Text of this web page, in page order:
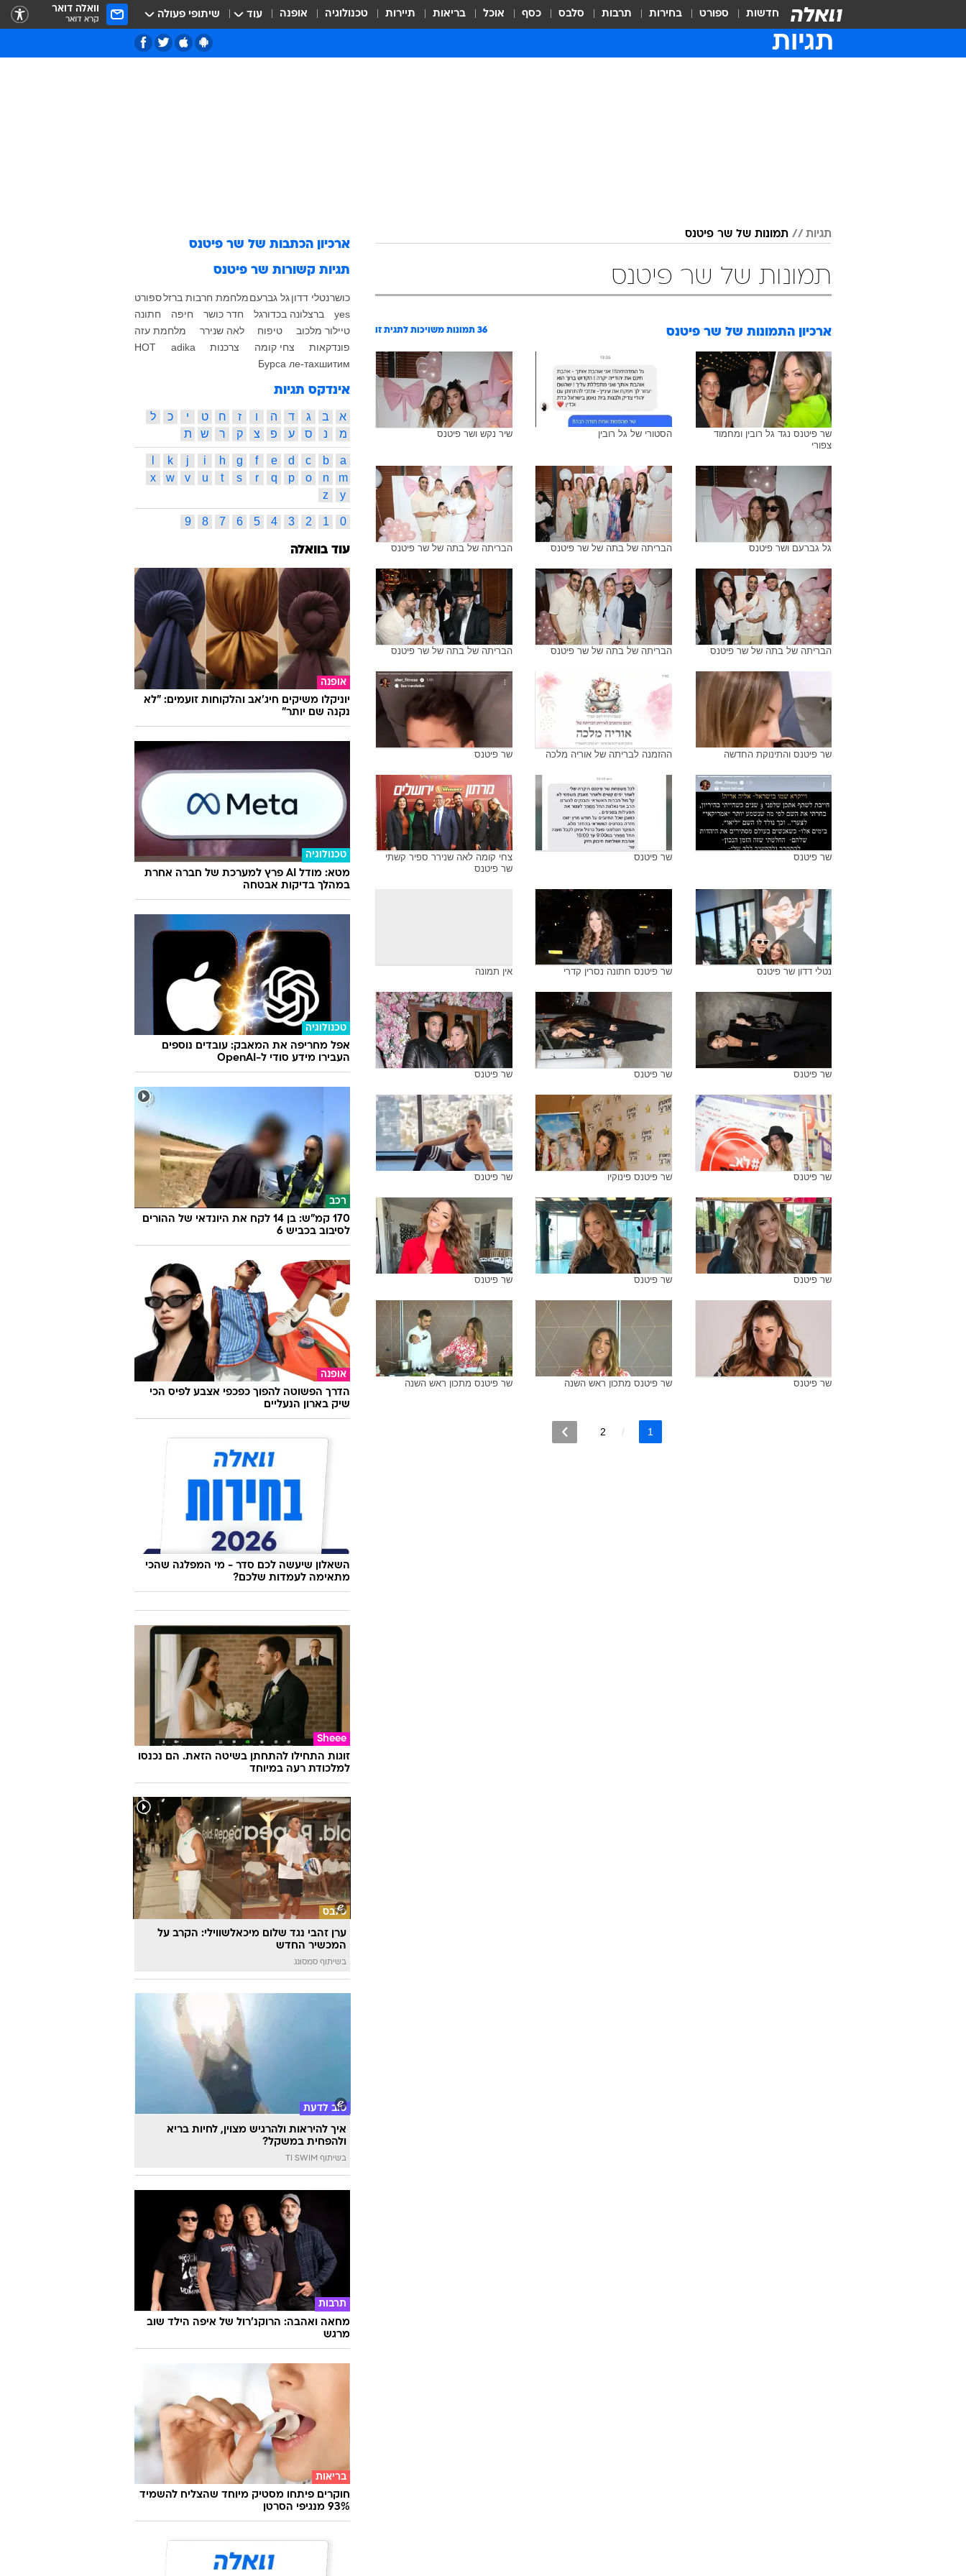
חדשות ספורט בחירות תרבות סלבס כסף אוכל בריאות תיירות טכנולוגיה אופנה עוד שיתופי פעולה וואלה דואר
קרא דואר
תגיות
תגיות תמונות של שר פיטנס
תמונות של שר פיטנס
ארכיון התמונות של שר פיטנס 36 תמונות משויכות לתגית זו
שר פיטנס נגד גל רובין ומחמוד
צפורי
הסטורי של גל רובין שיר נקש ושר פיטנס
גל גברעם ושר פיטנס הבריתה של בתה של שר פיטנס הבריתה של בתה של שר פיטנס
הבריתה של בתה של שר פיטנס הבריתה של בתה של שר פיטנס הבריתה של בתה של שר פיטנס
שר פיטנס והתינוקת החדשה ההזמנה לבריתה של אוריה מלכה שר פיטנס
שר פיטנס שר פיטנס
צחי קומה לאה שנירר ספיר קשתי
שר פיטנס
נטלי דדון שר פיטנס שר פיטנס חתונה נסרין קדרי אין תמונה
שר פיטנס שר פיטנס שר פיטנס
שר פיטנס שר פיטנס פינוקיו שר פיטנס
שר פיטנס שר פיטנס שר פיטנס
שר פיטנס שר פיטנס מתכון ראש השנה שר פיטנס מתכון ראש השנה
1
2
ארכיון הכתבות של שר פיטנס
תגיות קשורות שר פיטנס
כושרנטלי דדוןגל גברעםמלחמת חרבות ברזלספורט
yes
ברצלונה בכדורגל חדר כושר חיפה
חתונה
טיילור מלכוב
טיפוח לאה שנירר
מלחמת עזה
פונדקאות
צחי קומה צרכנות adika
HOT
Бурса ле-тахшитим
אינדקס תגיות
א ב ג ד ה ו ז ח ט י כ
ל
מ
נ ס ע פ צ ק ר ש ת
a
b
c
d
e
f
g
h
i
j
k
m
n
o
p
q
r
s
t
u
v
w
x
y
z
0
1
2
3
4
5
6
7
8
9
עוד בוואלה
אופנה
יוניקלו משיקים חיג'אב והלקוחות זועמים: "לא
נקנה שם יותר"
טכנולוגיה
מטא: מודל AI פרץ למערכת של חברה אחרת
במהלך בדיקות אבטחה
טכנולוגיה
אפל מחריפה את המאבק: עובדים נוספים
העבירו מידע סודי ל-OpenAI
רכב
170 קמ"ש: בן 14 לקח את היונדאי של ההורים
לסיבוב בכביש 6
אופנה
הדרך הפשוטה להפוך כפכפי אצבע לפיס הכי
שיק בארון הנעליים
השאלון שיעשה לכם סדר - מי המפלגה שהכי
מתאימה לעמדות שלכם?
Sheee
זוגות התחילו להתחתן בשיטה הזאת. הם נכנסו
למלכודת רעה במיוחד
סלבס
ערן זהבי נגד שלום מיכאלשווילי: הקרב על
המכשיר החדש
בשיתוף סמסונג
טוב לדעת
איך להיראות ולהרגיש מצוין, לחיות בריא
ולהפחית במשקל?
בשיתוף TI SWIM
תרבות
מחאה ואהבה: הרוקנ'רול של איפה הילד שוב
מרגש
בריאות
חוקרים פיתחו מסטיק מיוחד שהצליח להשמיד
93% מנגיפי הסרטן